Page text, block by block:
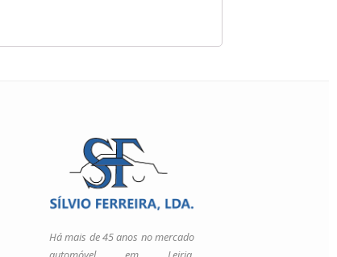
Há mais de 45 anos no mercado